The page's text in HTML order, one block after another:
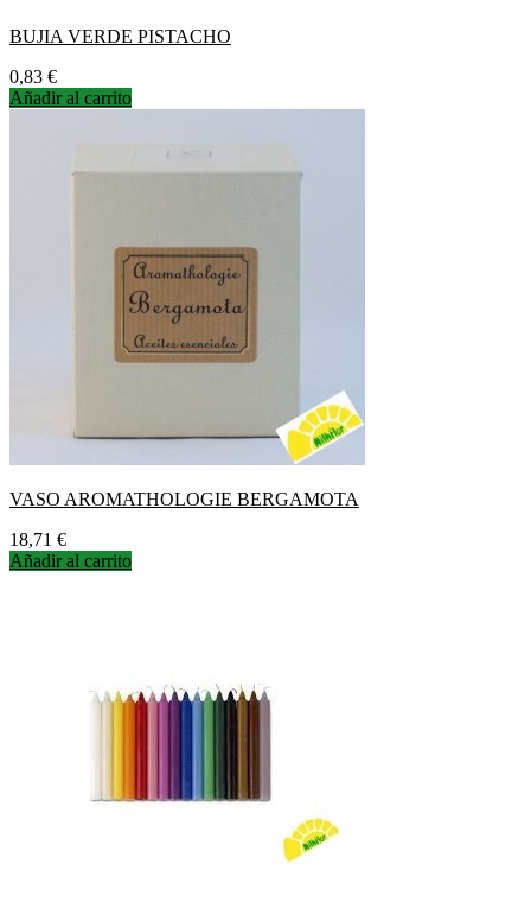
BUJIA VERDE PISTACHO
Precio
0,83 €
Añadir al carrito
VASO AROMATHOLOGIE BERGAMOTA
Precio
18,71 €
Añadir al carrito